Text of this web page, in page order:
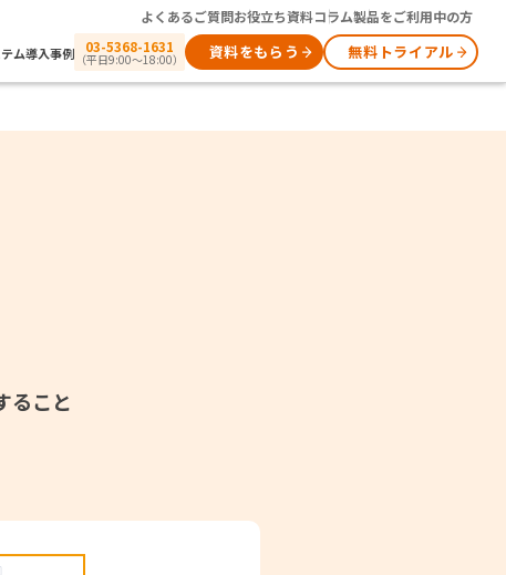
よくあるご質問お役立ち資料コラム製品をご利用中の方
ム導入事例 03-5368-1631
（平日9:00～18:00） 資料をもらう 無料トライアル
ること